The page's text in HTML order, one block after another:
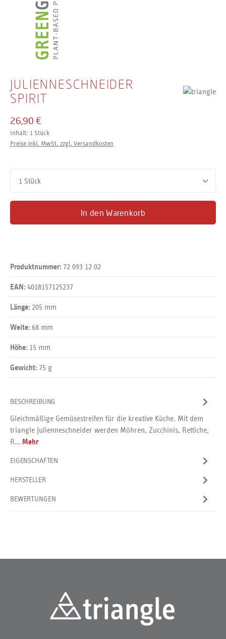
JULIENNE­SCHNEIDER
SPIRIT
26,90 €
Inhalt: 1 Stück
Preise inkl. MwSt. zzgl. Versandkosten
In den Warenkorb
Produktnummer: 72 093 12 02
EAN: 4018157125237
Länge: 205 mm
Weite: 68 mm
Höhe: 15 mm
Gewicht: 75 g
BESCHREIBUNG
Gleichmäßige Gemüsestreifen für die kreative Küche. Mit dem
triangle Julienneschneider werden Möhren, Zucchinis, Rettiche,
R… Mehr
EIGENSCHAFTEN
HERSTELLER
BEWERTUNGEN